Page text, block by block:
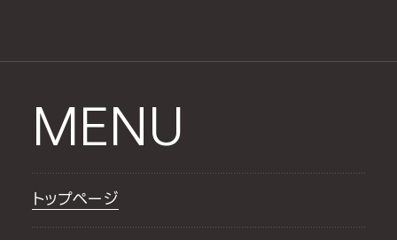
MENU
トップページ